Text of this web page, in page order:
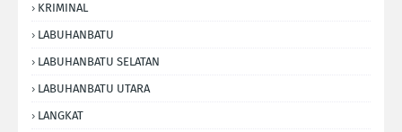
KRIMINAL
LABUHANBATU
LABUHANBATU SELATAN
LABUHANBATU UTARA
LANGKAT